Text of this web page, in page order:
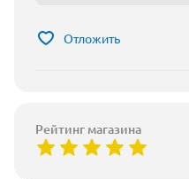
Отложить
Рейтинг магазина